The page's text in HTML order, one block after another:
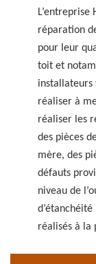
L’entreprise
réparation
pour leur
toit et
installateurs
réaliser à
réaliser les
des pièces
mère, des
défauts
niveau de
réalisés à la